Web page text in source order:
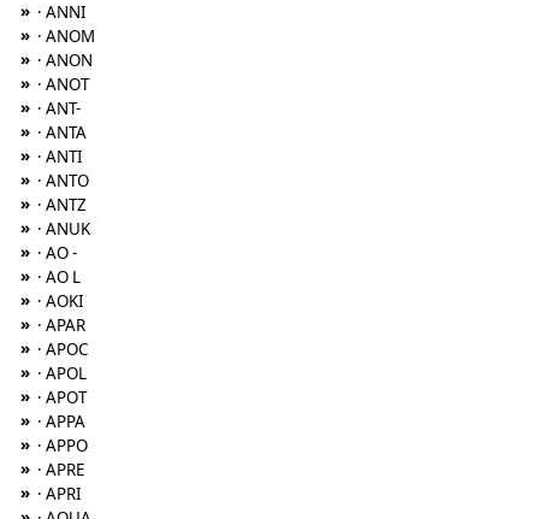
» · ANNI
» · ANOM
» · ANON
» · ANOT
» · ANT-
» · ANTA
» · ANTI
» · ANTO
» · ANTZ
» · ANUK
» · AO -
» · AO L
» · AOKI
» · APAR
» · APOC
» · APOL
» · APOT
» · APPA
» · APPO
» · APRE
» · APRI